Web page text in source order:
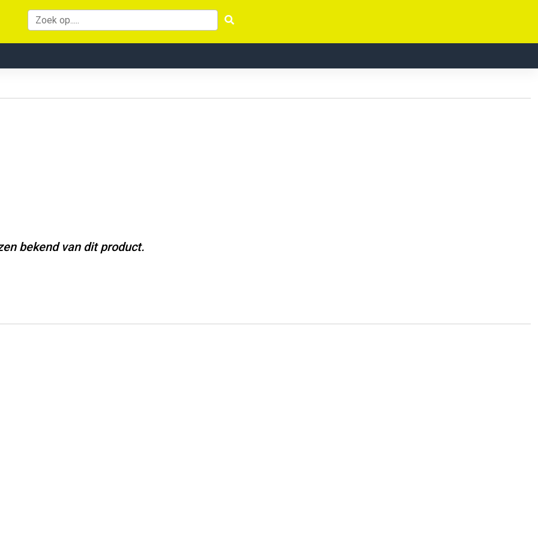
bekend van dit product.